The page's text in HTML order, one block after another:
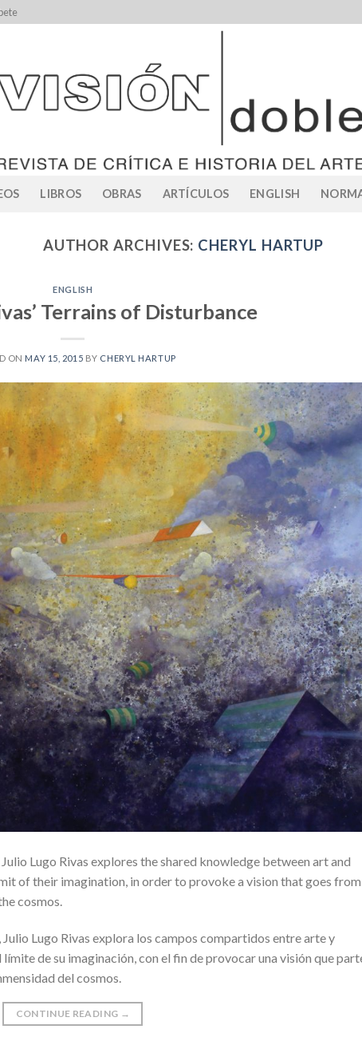
LIBROS OBRAS ARTÍCULOS ENGLISH
AUTHOR ARCHIVES: CHERYL HARTUP
ENGLISH
Terrains of Disturbance
ON MAY 15, 2015 BY CHERYL HARTUP
Lugo Rivas explores the shared knowledge between art and
of their imagination, in order to provoke a vision that goes from
cosmos.
Lugo Rivas explora los campos compartidos entre arte y
de su imaginación, con el fin de provocar una visión que
del cosmos.
CONTINUE READING →